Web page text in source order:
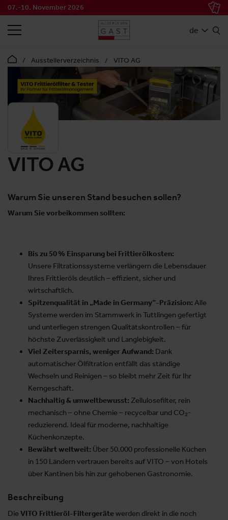
07.-10. November 2026
de
SUCHEN
Ausstellerverzeichnis VITO AG
VITO AG
Warum Sie unseren Stand besuchen sollen?
Warum Sie vorbeikommen sollten:
Bis zu 50 % Einsparung bei Frittierölkosten:
Unsere Filtrationssysteme verlängern die Lebensdauer
Ihres Frittieröls deutlich – effizient, sicher und
wirtschaftlich.
Spitzenqualität in „Made in Germany“-Präzision: Alle
Systeme werden im Stammwerk in Tuttlingen gefertigt
und unterliegen strengen Qualitätskontrollen – für
höchste Zuverlässigkeit und Langlebigkeit.
Viel Zeitersparnis, weniger Aufwand: Dank
automatischer Ölfiltration entfällt das ständige
Wechseln und Reinigen – so bleibt mehr Zeit für Ihr
Kerngeschäft.
Nachhaltig & umweltbewusst: Zellulosefilter, rein
mechanisch – ohne Chemie – recycelbar und CO₂-
reduzierend. Ideal für moderne, nachhaltige
Küchenkonzepte.
Bewährt weltweit: Über 50.000 professionelle Küchen
in 150 Ländern vertrauen bereits auf VITO – von Hotels
über Kantinen bis hin zur gehobenen Gastronomie.
Beschreibung
DieVITO Frittieröl-Filtergerätewerden direkt in die noch